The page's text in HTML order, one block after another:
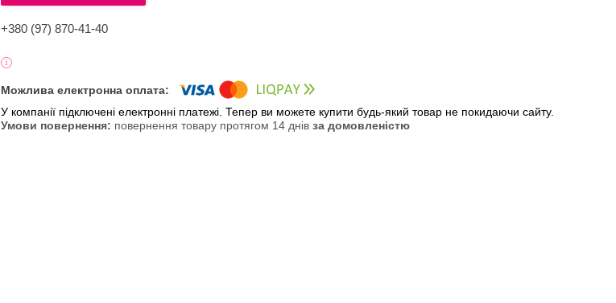
+380 (97) 870-41-40
У компанії підключені електронні платежі. Тепер ви можете купити будь-який товар не покидаючи сайту.
повернення товару протягом 14 днів за домовленістю